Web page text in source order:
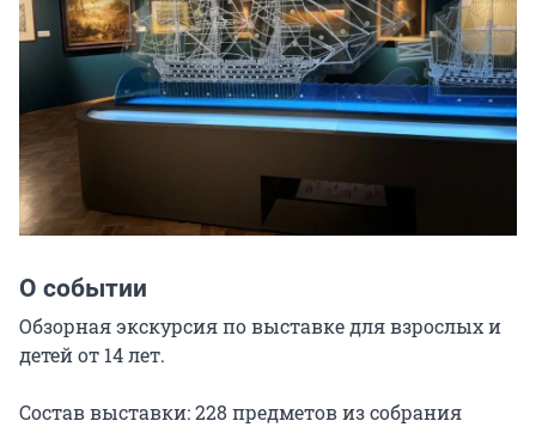
О событии
Обзорная экскурсия по выставке для взрослых и
детей от 14 лет.
Состав выставки: 228 предметов из собрания